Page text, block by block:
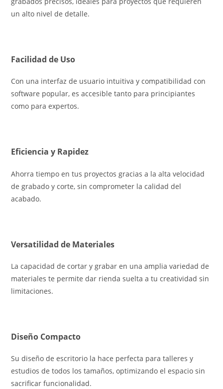
un alto nivel de detalle.
Facilidad de Uso
Con una interfaz de usuario intuitiva y compatibilidad con
software popular, es accesible tanto para principiantes
como para expertos.
Eficiencia y Rapidez
Ahorra tiempo en tus proyectos gracias a la alta velocidad
de grabado y corte, sin comprometer la calidad del
acabado.
Versatilidad de Materiales
La capacidad de cortar y grabar en una amplia variedad de
materiales te permite dar rienda suelta a tu creatividad sin
limitaciones.
Diseño Compacto
Su diseño de escritorio la hace perfecta para talleres y
estudios de todos los tamaños, optimizando el espacio sin
sacrificar funcionalidad.